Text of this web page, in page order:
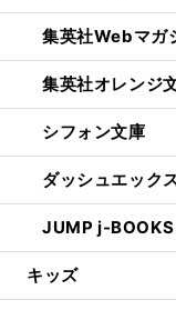
集英社Webマガ
集英社オレンジ
シフォン文庫
ダッシュエック
JUMP j-BOOKS
キッズ